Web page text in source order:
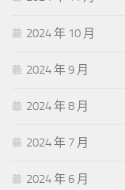
2024 年 10 月
2024 年 9 月
2024 年 8 月
2024 年 7 月
2024 年 6 月